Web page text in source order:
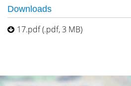
Downloads
17.pdf (.pdf, 3 MB)